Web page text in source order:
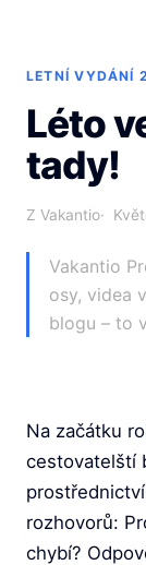
LETNÍ VYDÁNÍ
Léto
tady!
Z Vakantio
Vakantio
osy, videa
blogu – to
Na začátku
cestovatelští
rozhovorů:
chybí?